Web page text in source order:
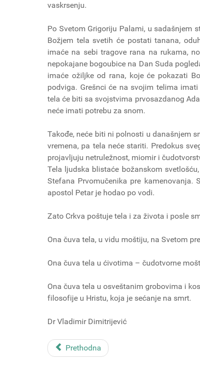
vaskrsenju.
Po Svetom Grigoriju Palami, u sadašnjem
Božjem tela svetih će postati tanana,
imaće na sebi tragove rana na rukama,
nepokajane bogoubice na Dan Suda
imaće ožiljke od rana, koje će pokazati
podviga. Grešnci će na svojim telima
tela će biti sa svojstvima prvosazdanog
neće imati potrebu za snom.
Takođe, neće biti ni polnosti u današnjem
vremena, pa tela neće stariti. Predokus
projavljuju netruležnost, miomir i
Tela ljudska blistaće božanskom
Stefana Prvomučenika pre
apostol Petar je hodao po vodi.
Zato Crkva poštuje tela i za života i posle
Ona čuva tela, u vidu moštiju, na Svetom
Ona čuva tela u ćivotima – čudotvorne
Ona čuva tela u osveštanim grobovima i
filosofije u Hristu, koja je sećanje na smrt.
Dr Vladimir Dimitrijević
Prethodna